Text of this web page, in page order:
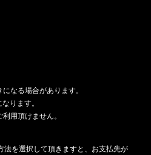
なる場合があります。
ります。
用頂けません。
法を選択して頂きますと、お支払先が